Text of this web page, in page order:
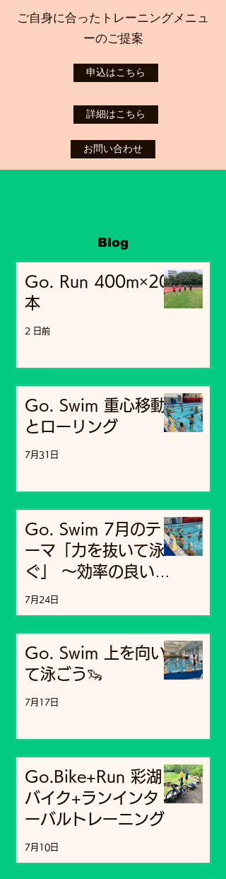
ご自身に合ったトレーニングメニュ
ーのご提案
申込はこちら
詳細はこちら
お問い合わせ
Blog
Go. Run 400m×20
本
2 日前
Go. Swim 重心移動
とローリング
7月31日
Go. Swim 7月のテ
ーマ「力を抜いて泳
ぐ」 〜効率の良い泳
ぎで最後まで余裕を
残す〜
7月24日
Go. Swim 上を向い
て泳ごう🦦
7月17日
Go.Bike+Run 彩湖
バイク+ランインタ
ーバルトレーニング
7月10日